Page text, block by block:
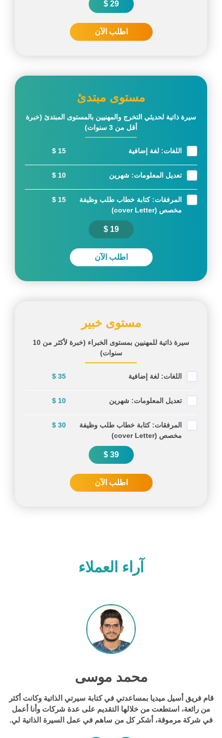
29 $
اطلب الآن
مستوى مبتدئ
سيرة ذاتية لحديثي التخرج والمهنيين بالمستوى المبتدئ (خبرة
أقل من 3 سنوات)
اللغات: لغة إضافية 15 $
تعديل المعلومات: شهرين 10 $
المرفقات: كتابة خطاب طلب وظيفة
مخصص (cover Letter)
15 $
19 $
اطلب الآن
مستوى خبير
سيرة ذاتية للمهنيين بمستوى الخبراء (خبرة لأكثر من 10
سنوات)
اللغات: لغة إضافية 35 $
تعديل المعلومات: شهرين 10 $
المرفقات: كتابة خطاب طلب وظيفة
مخصص (cover Letter)
30 $
39 $
اطلب الآن
آراء العملاء
محمد موسى
قام فريق أسيل ميديا بمساعدتي في كتابة سيرتي الذاتية وكانت أكثر
من رائعة، استطعت من خلالها التقديم على عدة شركات وأنا أعمل
في شركة مرموقة، أشكر كل من ساهم في عمل السيرة الذاتية لي.